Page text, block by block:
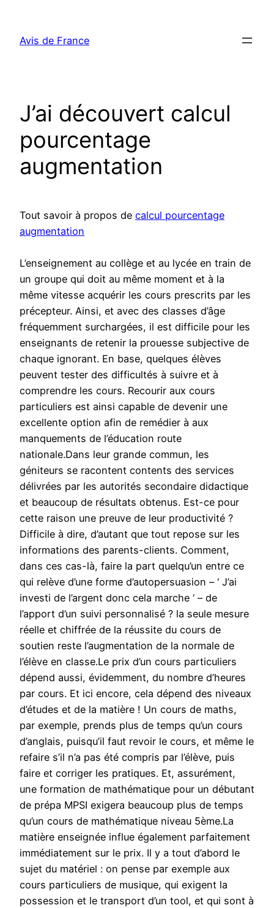
contenu
Avis de France
J’ai découvert calcul
pourcentage
augmentation
Tout savoir à propos de calcul pourcentage
augmentation
L’enseignement au collège et au lycée en train de
un groupe qui doit au même moment et à la
même vitesse acquérir les cours prescrits par les
précepteur. Ainsi, et avec des classes d’âge
fréquemment surchargées, il est difficile pour les
enseignants de retenir la prouesse subjective de
chaque ignorant. En base, quelques élèves
peuvent tester des difficultés à suivre et à
comprendre les cours. Recourir aux cours
particuliers est ainsi capable de devenir une
excellente option afin de remédier à aux
manquements de l’éducation route
nationale.Dans leur grande commun, les
géniteurs se racontent contents des services
délivrées par les autorités secondaire didactique
et beaucoup de résultats obtenus. Est-ce pour
cette raison une preuve de leur productivité ?
Difficile à dire, d’autant que tout repose sur les
informations des parents-clients. Comment,
dans ces cas-là, faire la part quelqu’un entre ce
qui relève d’une forme d’autopersuasion – ‘ J’ai
investi de l’argent donc cela marche ‘ – de
l’apport d’un suivi personnalisé ? la seule mesure
réelle et chiffrée de la réussite du cours de
soutien reste l’augmentation de la normale de
l’élève en classe.Le prix d’un cours particuliers
dépend aussi, évidemment, du nombre d’heures
par cours. Et ici encore, cela dépend des niveaux
d’études et de la matière ! Un cours de maths,
par exemple, prends plus de temps qu’un cours
d’anglais, puisqu’il faut revoir le cours, et même le
refaire s’il n’a pas été compris par l’élève, puis
faire et corriger les pratiques. Et, assurément,
une formation de mathématique pour un débutant
de prépa MPSI exigera beaucoup plus de temps
qu’un cours de mathématique niveau 5ème.La
matière enseignée influe également parfaitement
immédiatement sur le prix. Il y a tout d’abord le
sujet du matériel : on pense par exemple aux
cours particuliers de musique, qui exigent la
possession et le transport d’un tool, et qui sont à